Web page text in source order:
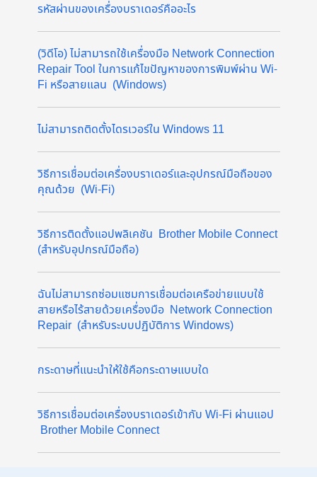
รหัสผ่านของเครื่องบราเดอร์คืออะไร
(วิดีโอ) ไม่สามารถใช้เครื่องมือ Network Connection
Repair Tool ในการแก้ไขปัญหาของการพิมพ์ผ่าน Wi-
Fi หรือสายแลน (Windows)
ไม่สามารถติดตั้งไดรเวอร์ใน Windows 11
วิธีการเชื่อมต่อเครื่องบราเดอร์และอุปกรณ์มือถือของ
คุณด้วย (Wi-Fi)
วิธีการติดตั้งแอปพลิเคชัน Brother Mobile Connect
(สำหรับอุปกรณ์มือถือ)
ฉันไม่สามารถซ่อมแซมการเชื่อมต่อเครือข่ายแบบใช้
สายหรือไร้สายด้วยเครื่องมือ Network Connection
Repair (สำหรับระบบปฏิบัติการ Windows)
กระดาษที่แนะนำให้ใช้คือกระดาษแบบใด
วิธีการเชื่อมต่อเครื่องบราเดอร์เข้ากับ Wi-Fi ผ่านแอป
Brother Mobile Connect